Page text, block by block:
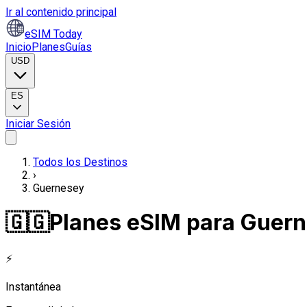
Ir al contenido principal
eSIM Today
InicioPlanesGuías
USD
ES
Iniciar Sesión
Todos los Destinos
›
Guernesey
🇬🇬Planes eSIM para
⚡
Instantánea